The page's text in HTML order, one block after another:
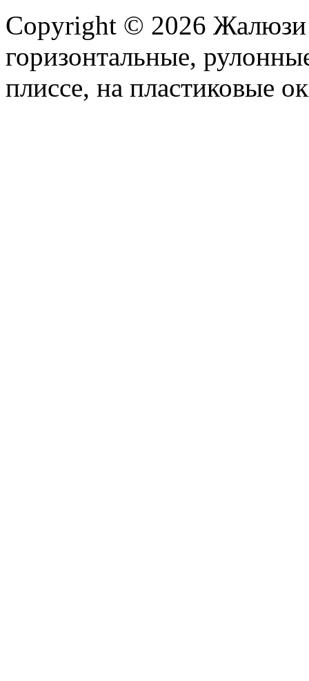
Copyright © 2026 Жалюзи
горизонтальные,
плиссе, на пластиковые